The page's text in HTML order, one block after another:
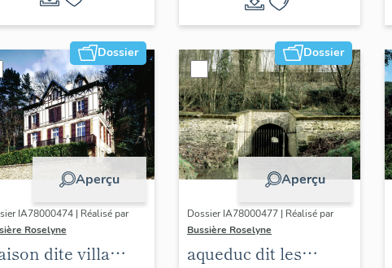
Dossier
Aperçu
IA78000474 | Réalisé par
Roselyne
dite villa
Dossier
Aperçu
Dossier IA78000477 | Réalisé par
Bussière Roselyne
aqueduc dit les